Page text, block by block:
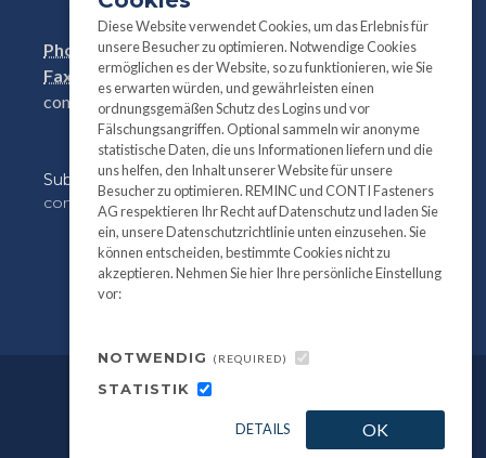
Phone:+41(0)41 761 58 22
Fax:
+41(0)41 761 30 18
conti@contifasteners.ch
Subscribeto our newsletter for product and
company information:
All information and photography©2026
REMINC / CONTI Fasteners.
Diese Website verwendet Cookies, um das Erlebnis für
unsere Besucher zu optimieren. Notwendige Cookies
ermöglichen es der Website, so zu funktionieren, wie Sie
es erwarten würden, und gewährleisten einen
ordnungsgemäßen Schutz des Logins und vor
Fälschungsangriffen. Optional sammeln wir anonyme
statistische Daten, die uns Informationen liefern und die
uns helfen, den Inhalt unserer Website für unsere
Besucher zu optimieren. REMINC und CONTI Fasteners
AG respektieren Ihr Recht auf Datenschutz und laden Sie
ein, unsere Datenschutzrichtlinie unten einzusehen. Sie
können entscheiden, bestimmte Cookies nicht zu
akzeptieren. Nehmen Sie hier Ihre persönliche Einstellung
vor:
NOTWENDIG (REQUIRED)
STATISTIK
DETAILS OK